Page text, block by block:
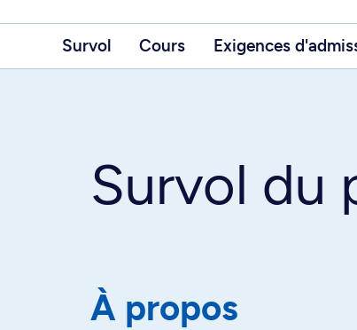
Survol Cours Exigences
Survol du
À propos